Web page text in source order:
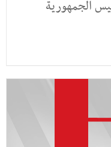
الجمهورية